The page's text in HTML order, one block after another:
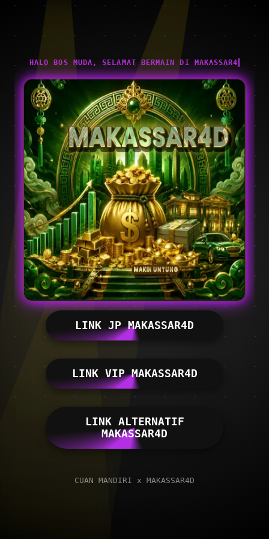
HALO BOS MUDA, SELAMAT BERMAIN DI MAKASSAR4D
LINK JP MAKASSAR4D
LINK VIP MAKASSAR4D
LINK ALTERNATIF
MAKASSAR4D
CUAN MANDIRI x MAKASSAR4D